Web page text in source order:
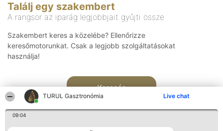
TURUL Gasztronómia Live chat
09:04
Találj egy szakembert
A rangsor az iparág legjobbjait gyűjti össze
Szakembert keres a közelébe? Ellenőrizze
keresőmotorunkat. Csak a legjobb szolgáltatásokat
használja!
Keresés